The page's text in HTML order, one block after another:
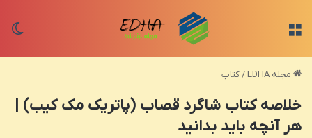
مجله EDHA /کتاب
خلاصه کتاب شاگرد قصاب (پاتریک مک کیب) |
هر آنچه باید بدانید